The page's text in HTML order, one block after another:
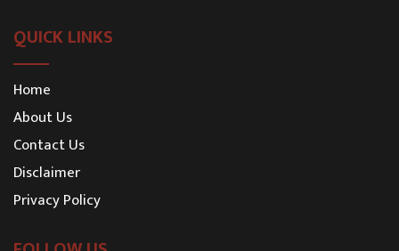
QUICK LINKS
Home
About Us
Contact Us
Disclaimer
Privacy Policy